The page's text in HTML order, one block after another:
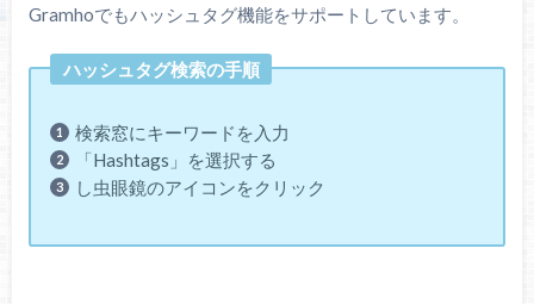
Gramhoでもハッシュタグ機能をサポートしています。
ハッシュタグ検索の手順
検索窓にキーワードを入力
「Hashtags」を選択する
し虫眼鏡のアイコンをクリック